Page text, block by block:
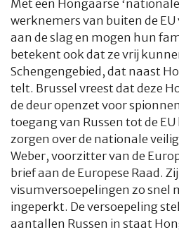
AUTEURS
Met een Hongaarse
werknemers van buiten de
aan de slag en mogen hun
betekent ook dat ze vrij
Schengengebied, dat naast
telt. Brussel vreest dat deze
de deur openzet voor
toegang van Russen tot de
zorgen over de nationale
Weber, voorzitter van de
brief aan de Europese Raad.
visumversoepelingen zo snel
ingeperkt. De versoepeling
aantallen Russen in staat